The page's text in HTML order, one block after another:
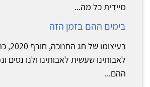
מיידית כל מה...
בימים ההם בזמן הזה
לאבותינו שעשית לאבותינו ולנו נסים
ההם...